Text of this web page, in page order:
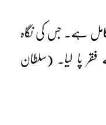
کامل ہے۔ جس کی نگاہ
پا لیا۔ (سلطان